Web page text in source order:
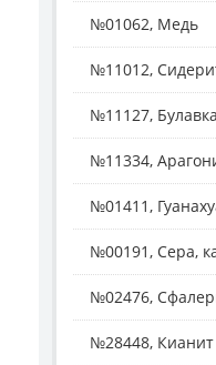
№01062, Медь
№11012,
№11127,
№11334,
№01411,
№00191, Сера,
№02476,
№28448, Кианит